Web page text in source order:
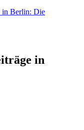
in Berlin: Die
in